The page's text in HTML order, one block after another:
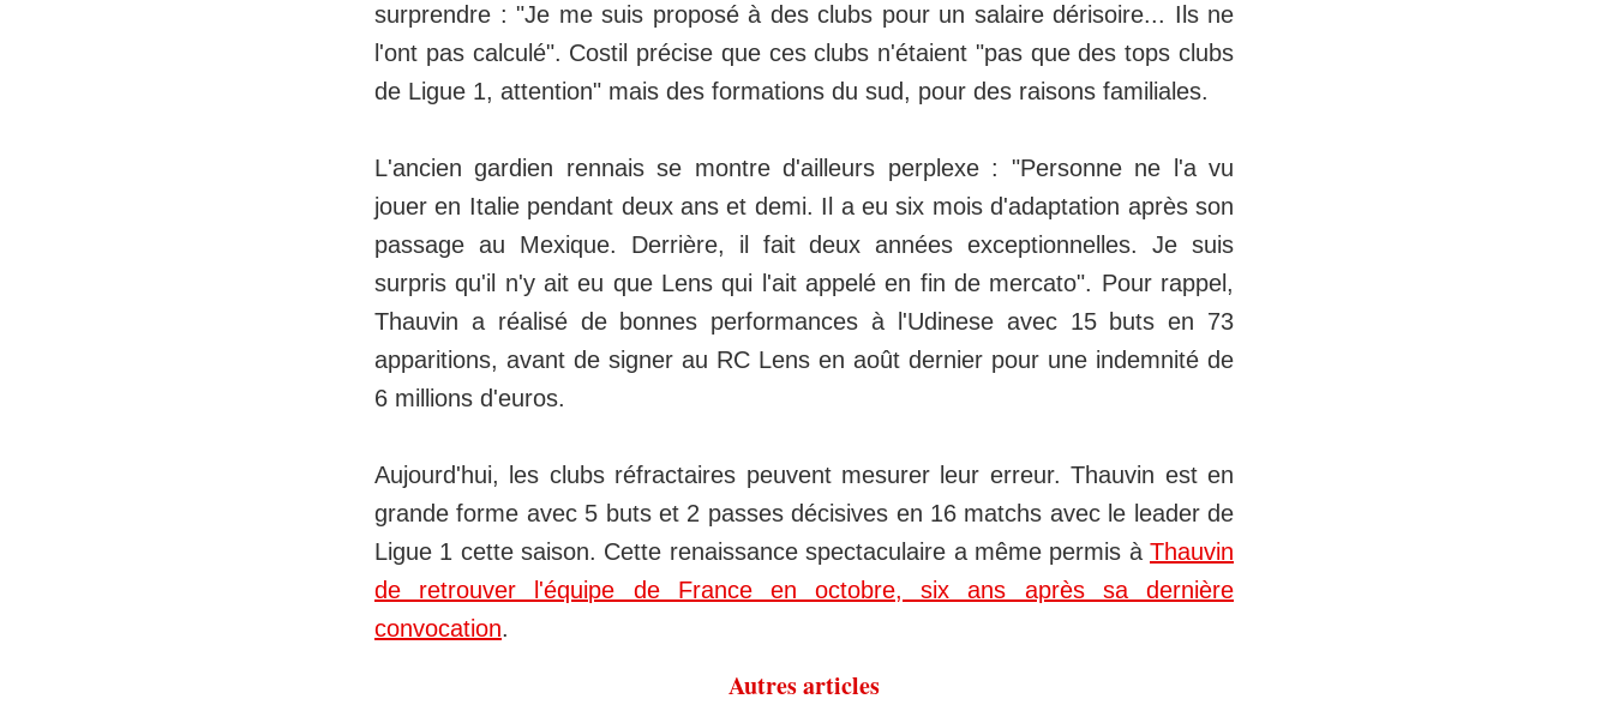
surprendre : "Je me suis proposé à des clubs pour un salaire dérisoire... Ils ne
l'ont pas calculé". Costil précise que ces clubs n'étaient "pas que des tops clubs
de Ligue 1, attention" mais des formations du sud, pour des raisons familiales.
L'ancien gardien rennais se montre d'ailleurs perplexe : "Personne ne l'a vu
jouer en Italie pendant deux ans et demi. Il a eu six mois d'adaptation après son
passage au Mexique. Derrière, il fait deux années exceptionnelles. Je suis
surpris qu'il n'y ait eu que Lens qui l'ait appelé en fin de mercato". Pour rappel,
Thauvin a réalisé de bonnes performances à l'Udinese avec 15 buts en 73
apparitions, avant de signer au RC Lens en août dernier pour une indemnité de
6 millions d'euros.
Aujourd'hui, les clubs réfractaires peuvent mesurer leur erreur. Thauvin est en
grande forme avec 5 buts et 2 passes décisives en 16 matchs avec le leader de
Ligue 1 cette saison. Cette renaissance spectaculaire a même permis à Thauvin
de retrouver l'équipe de France en octobre, six ans après sa dernière
convocation.
Autres articles